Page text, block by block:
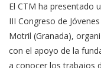
El CTM ha presentado
III Congreso de
Motril (Granada),
con el apoyo de la
a conocer los trabajos